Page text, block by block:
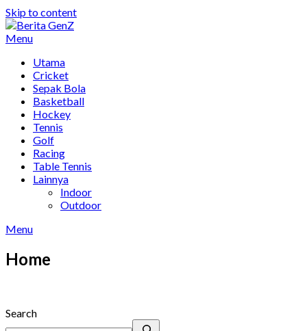
Skip to content
Menu
Utama
Cricket
Sepak Bola
Basketball
Hockey
Tennis
Golf
Racing
Table Tennis
Lainnya
Indoor
Outdoor
Menu
Home
Search